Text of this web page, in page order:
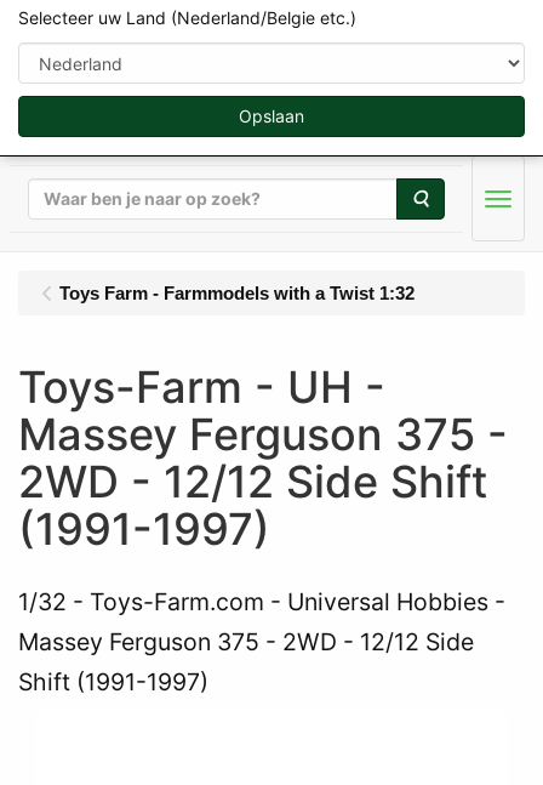
Zoeken Menu
Toys Farm - Farmmodels with a Twist 1:32
Toys-Farm - UH -
Massey Ferguson 375 -
2WD - 12/12 Side Shift
(1991-1997)
1/32
Toys-Farm.com - Universal Hobbies -
Massey Ferguson 375 - 2WD - 12/12 Side
Shift (1991-1997)
Selecteer uw Land (Nederland/Belgie etc.)
Opslaan